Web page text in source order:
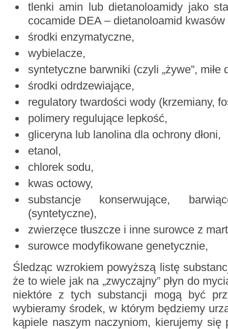
tlenki amin lub dietanoloamidy jako
cocamide DEA – dietanoloamid
środki enzymatyczne,
wybielacze,
syntetyczne barwniki (czyli „żywe”, miłe
środki odrdzewiające,
regulatory twardości wody (krzemiany,
polimery regulujące lepkość,
gliceryna lub lanolina dla ochrony dłoni,
etanol,
chlorek sodu,
kwas octowy,
substancje konserwujące,
(syntetyczne),
zwierzęce tłuszcze i inne surowce z
surowce modyfikowane genetycznie,
Śledząc wzrokiem powyższą listę
że to wiele jak na „zwyczajny” płyn do
niektóre z tych substancji mogą być
wybieramy środek, w którym będziemy
kąpiele naszym naczyniom, kierujemy się